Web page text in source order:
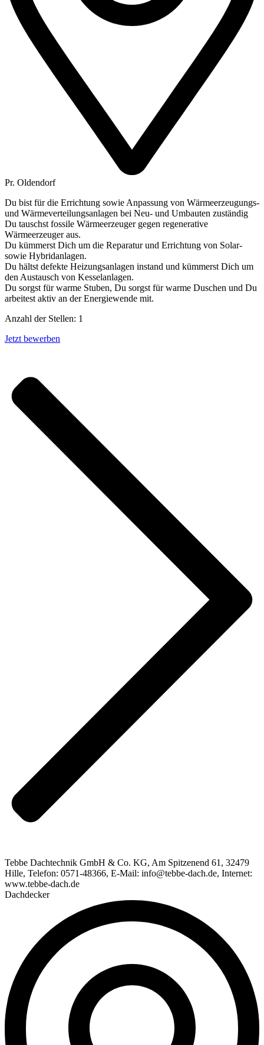
Pr. Oldendorf
Du bist für die Errichtung sowie Anpassung von Wärmeerzeugungs-
und Wärmeverteilungsanlagen bei Neu- und Umbauten zuständig
Du tauschst fossile Wärmeerzeuger gegen regenerative
Wärmeerzeuger aus.
Du kümmerst Dich um die Reparatur und Errichtung von Solar-
sowie Hybridanlagen.
Du hältst defekte Heizungsanlagen instand und kümmerst Dich um
den Austausch von Kesselanlagen.
Du sorgst für warme Stuben, Du sorgst für warme Duschen und Du
arbeitest aktiv an der Energiewende mit.
Anzahl der Stellen: 1
Jetzt bewerben
Tebbe Dachtechnik GmbH & Co. KG, Am Spitzenend 61, 32479
Hille, Telefon: 0571-48366, E-Mail: info@tebbe-dach.de, Internet:
www.tebbe-dach.de
Dachdecker